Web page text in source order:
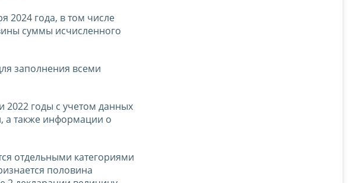
2024 года, в том числе
суммы исчисленного
заполнения всеми
2022 годы с учетом данных
а также информации о
отдельными категориями
половина